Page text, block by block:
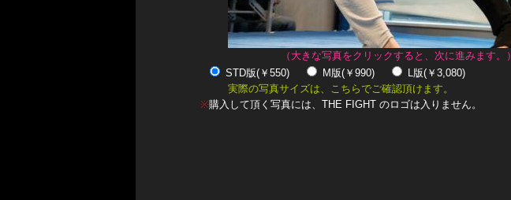
（大きな写真をクリックすると、次に進みます。）
STD版(￥550)
M版(￥990)
L版(￥3,080)
実際の写真サイズは、こちらでご確認頂けます。
※購入して頂く写真には、THE FIGHT のロゴは入りません。